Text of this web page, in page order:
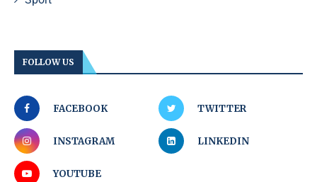
FOLLOW US
FACEBOOK TWITTER
INSTAGRAM LINKEDIN
YOUTUBE